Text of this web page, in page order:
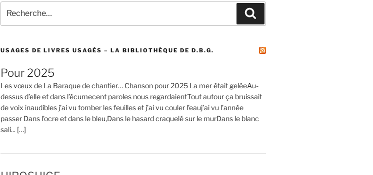
pour
:
USAGES DE LIVRES USAGÉS – LA BIBLIOTHÈQUE DE D.B.G.
Pour 2025
Les vœux de La Baraque de chantier… Chanson pour 2025 La mer était geléeAu-
dessus d’elle et dans l’écumecent paroles nous regardaientTout autour ça bruissait
de voix inaudibles j’ai vu tomber les feuilles et j’ai vu couler l’eauj’ai vu l’année
passer Dans l’ocre et dans le bleu,Dans le hasard craquelé sur le murDans le blanc
sali... […]